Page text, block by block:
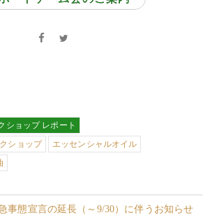
ショップ レポート
ショップ
エッセンシャルオイル
事態宣言の延長（～9/30）に伴うお知らせ